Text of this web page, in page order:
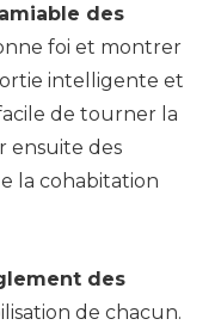
des
foi et montrer
intelligente et
de tourner la
ensuite des
la cohabitation
des
de chacun.